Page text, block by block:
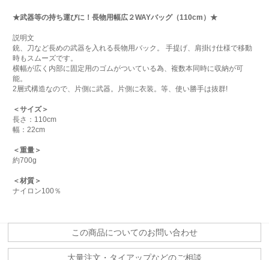
★武器等の持ち運びに！長物用幅広２WAYバッグ（110cm）★
説明文
銃、刀など長めの武器を入れる長物用バック。 手提げ、肩掛け仕様で移動
時もスムーズです。
横幅が広く内部に固定用のゴムがついている為、複数本同時に収納が可
能。
2層式構造なので、片側に武器。片側に衣装。等、使い勝手は抜群!
＜サイズ＞
長さ：110cm
幅：22cm
＜重量＞
約700g
＜材質＞
ナイロン100％
この商品についてのお問い合わせ
大量注文・タイアップなどのご相談